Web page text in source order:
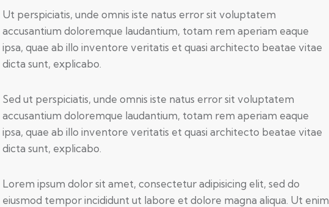
Ut perspiciatis, unde omnis iste natus error sit voluptatem
accusantium doloremque laudantium, totam rem aperiam eaque
ipsa, quae ab illo inventore veritatis et quasi architecto beatae vitae
dicta sunt, explicabo.
Sed ut perspiciatis, unde omnis iste natus error sit voluptatem
accusantium doloremque laudantium, totam rem aperiam eaque
ipsa, quae ab illo inventore veritatis et quasi architecto beatae vitae
dicta sunt, explicabo.
Lorem ipsum dolor sit amet, consectetur adipisicing elit, sed do
eiusmod tempor incididunt ut labore et dolore magna aliqua. Ut enim